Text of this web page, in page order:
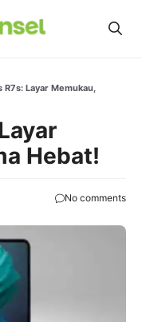
R7s: Layar Memukau,
Hebat!
No comments